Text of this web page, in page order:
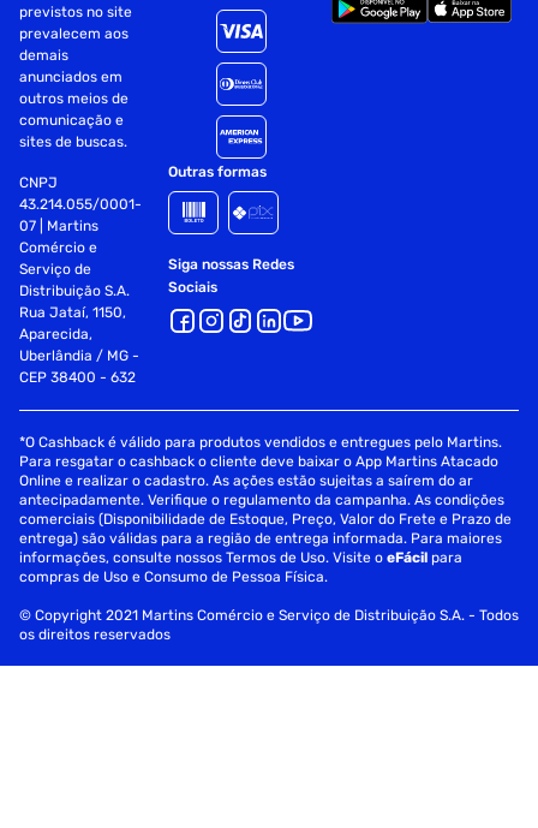
previstos no site
prevalecem aos
demais
anunciados em
outros meios de
comunicação e
sites de buscas.
CNPJ
43.214.055/0001-
07 | Martins
Comércio e
Serviço de
Distribuição S.A.
Rua Jataí, 1150,
Aparecida,
Uberlândia / MG -
CEP 38400 - 632
Outras formas
Siga nossas Redes
Sociais
*O Cashback é válido para produtos vendidos e entregues pelo Martins.
Para resgatar o cashback o cliente deve baixar o App Martins Atacado
Online e realizar o cadastro. As ações estão sujeitas a saírem do ar
antecipadamente. Verifique o regulamento da campanha. As condições
comerciais (Disponibilidade de Estoque, Preço, Valor do Frete e Prazo de
entrega) são válidas para a região de entrega informada. Para maiores
informações, consulte nossos Termos de Uso. Visite oeFácil para
compras de Uso e Consumo de Pessoa Física.
© Copyright 2021 Martins Comércio e Serviço de Distribuição S.A. - Todos
os direitos reservados